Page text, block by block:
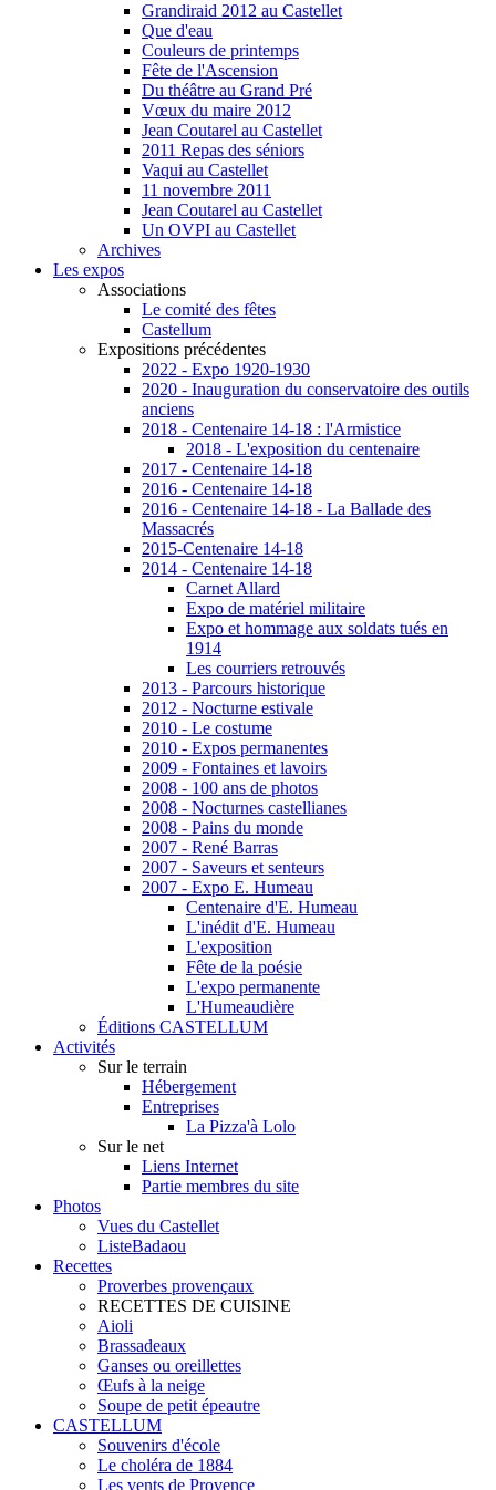
Grandiraid 2012 au Castellet
Que d'eau
Couleurs de printemps
Fête de l'Ascension
Du théâtre au Grand Pré
Vœux du maire 2012
Jean Coutarel au Castellet
2011 Repas des séniors
Vaqui au Castellet
11 novembre 2011
Jean Coutarel au Castellet
Un OVPI au Castellet
Archives
Les expos
Associations
Le comité des fêtes
Castellum
Expositions précédentes
2022 - Expo 1920-1930
2020 - Inauguration du conservatoire des outils
anciens
2018 - Centenaire 14-18 : l'Armistice
2018 - L'exposition du centenaire
2017 - Centenaire 14-18
2016 - Centenaire 14-18
2016 - Centenaire 14-18 - La Ballade des
Massacrés
2015-Centenaire 14-18
2014 - Centenaire 14-18
Carnet Allard
Expo de matériel militaire
Expo et hommage aux soldats tués en
1914
Les courriers retrouvés
2013 - Parcours historique
2012 - Nocturne estivale
2010 - Le costume
2010 - Expos permanentes
2009 - Fontaines et lavoirs
2008 - 100 ans de photos
2008 - Nocturnes castellianes
2008 - Pains du monde
2007 - René Barras
2007 - Saveurs et senteurs
2007 - Expo E. Humeau
Centenaire d'E. Humeau
L'inédit d'E. Humeau
L'exposition
Fête de la poésie
L'expo permanente
L'Humeaudière
Éditions CASTELLUM
Activités
Sur le terrain
Hébergement
Entreprises
La Pizza'à Lolo
Sur le net
Liens Internet
Partie membres du site
Photos
Vues du Castellet
ListeBadaou
Recettes
Proverbes provençaux
RECETTES DE CUISINE
Aioli
Brassadeaux
Ganses ou oreillettes
Œufs à la neige
Soupe de petit épeautre
CASTELLUM
Souvenirs d'école
Le choléra de 1884
Les vents de Provence